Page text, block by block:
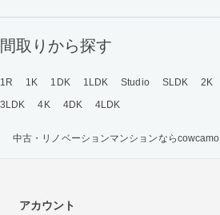
間取りから探す
1R 1K 1DK 1LDK Studio SLDK 2K
3LDK
4K 4DK 4LDK
中古・リノベーションマンションならcowcamo
アカウント